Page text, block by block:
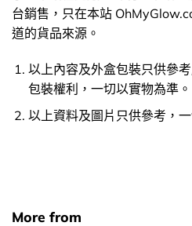
台銷售，只在本站
道的貨品來源。
以上內容及外盒包裝只供參
包裝權利，一切以實物為準。
以上資料及圖片只供參考，
More from